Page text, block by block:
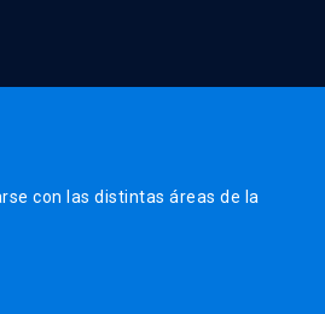
con las distintas áreas de la